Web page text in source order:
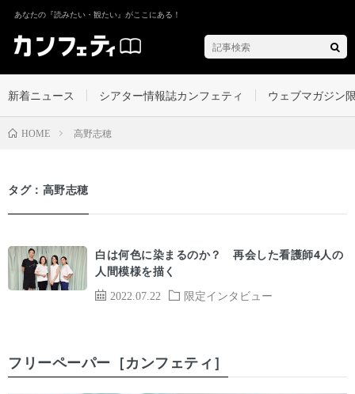
あなたの『読みたい・観たい』がここにある！
新着ニュース シアター情報誌カンフェティ ウェブマガジン
HOME 高野志穂
タグ：高野志穂
2022.07.22 限定インタビュー
白は何色に染まるのか？ 再会した看護師4人の
人間模様を描く
フリーペーパー［カンフェティ］